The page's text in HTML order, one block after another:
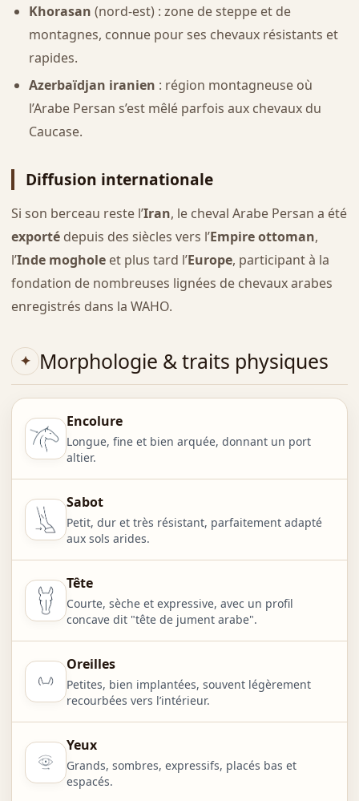
Khorasan (nord-est) : zone de steppe et de
montagnes, connue pour ses chevaux résistants et
rapides.
Azerbaïdjan iranien : région montagneuse où
l’Arabe Persan s’est mêlé parfois aux chevaux du
Caucase.
Diffusion internationale
Si son berceau reste l’Iran, le cheval Arabe Persan a été
exportédepuis des siècles vers l’Empire ottoman,
l’Inde mogholeet plus tard l’Europe, participant à la
fondation de nombreuses lignées de chevaux arabes
enregistrés dans la WAHO.
Morphologie & traits physiques
Encolure
Longue, fine et bien arquée, donnant un port
altier.
Sabot
Petit, dur et très résistant, parfaitement adapté
aux sols arides.
Tête
Courte, sèche et expressive, avec un profil
concave dit "tête de jument arabe".
Oreilles
Petites, bien implantées, souvent légèrement
recourbées vers l’intérieur.
Yeux
Grands, sombres, expressifs, placés bas et
espacés.